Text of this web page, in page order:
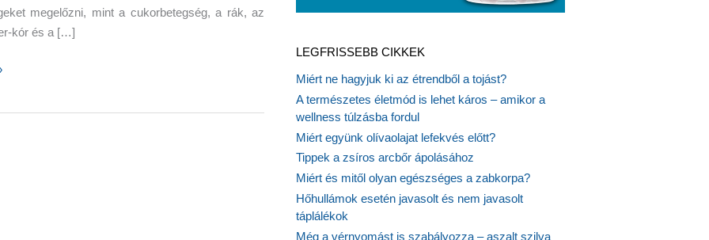
megelőzni, mint a cukorbetegség, a rák, az
kór és a […]
LEGFRISSEBB CIKKEK
Miért ne hagyjuk ki az étrendből a tojást?
A természetes életmód is lehet káros – amikor a
wellness túlzásba fordul
Miért együnk olívaolajat lefekvés előtt?
Tippek a zsíros arcbőr ápolásához
Miért és mitől olyan egészséges a zabkorpa?
Hőhullámok esetén javasolt és nem javasolt
táplálékok
Még a vérnyomást is szabályozza – aszalt szilva